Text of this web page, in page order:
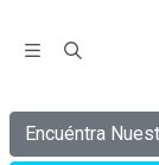
Encuéntra